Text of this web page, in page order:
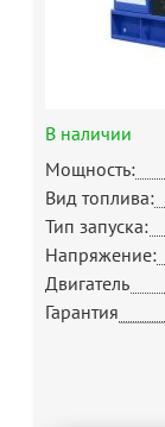
В наличии
Мощность:
Вид топлива:
Тип запуска:
Напряжение:
Двигатель
Гарантия